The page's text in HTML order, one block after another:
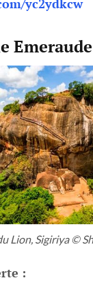
Emeraude
Lion, Sigiriya ©
: